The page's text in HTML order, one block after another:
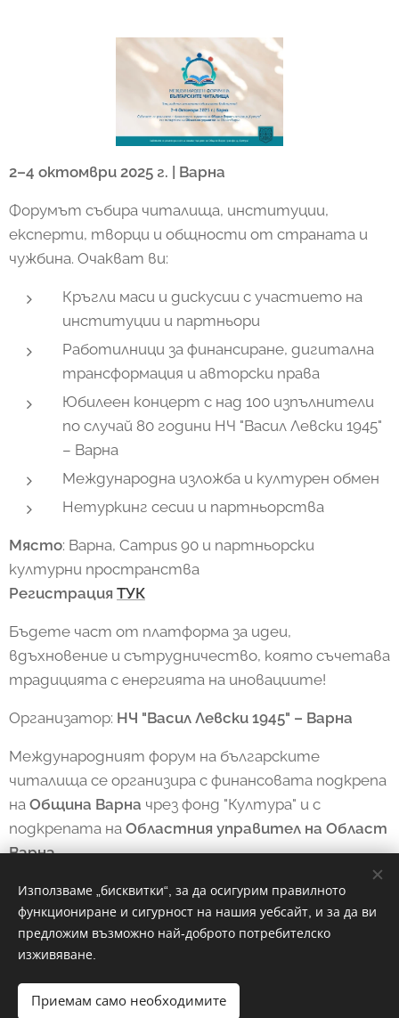
2–4 октомври 2025 г. | Варна
Форумът събира читалища, институции,
експерти, творци и общности от страната и
чужбина. Очакват ви:
Кръгли маси и дискусии с участието на
институции и партньори
Работилници за финансиране, дигитална
трансформация и авторски права
Юбилеен концерт с над 100 изпълнители
по случай 80 години НЧ "Васил Левски 1945"
– Варна
Международна изложба и културен обмен
Нетуркинг сесии и партньорства
Място: Варна, Campus 90 и партньорски
културни пространства
Регистрация ТУК
Бъдете част от платформа за идеи,
вдъхновение и сътрудничество, която съчетава
традицията с енергията на иновациите!
Организатор: НЧ "Васил Левски 1945" – Варна
Международният форум на българските
читалища се организира с финансовата подкрепа
на Община Варна чрез фонд "Култура" и с
подкрепата на Областния управител на Област
Варна
Share
© 2026 Народно читалище "Васил Левски 1945"- Варна / гр.
Използваме „бисквитки“, за да осигурим правилното
функциониране и сигурност на нашия уебсайт, и за да ви
предложим възможно най-доброто потребителско
изживяване.
Приемам само необходимите